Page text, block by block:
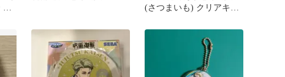
ク
(さつまいも) クリアキー
玉限定